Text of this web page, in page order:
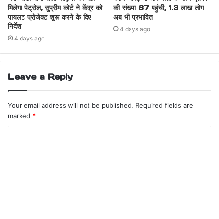
मिलेगा पेट्रोल, सुप्रीम कोर्ट ने केंद्र को
पायलट प्रोजेक्ट शुरू करने के दिए
निर्देश
4 days ago
की संख्या 87 पहुंची, 1.3 लाख लोग
अब भी प्रभावित
4 days ago
Leave a Reply
Your email address will not be published. Required fields are
marked *